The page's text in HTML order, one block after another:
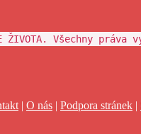
ŽIVOTA. Všechny práva
| O nás| Podpora stránek|